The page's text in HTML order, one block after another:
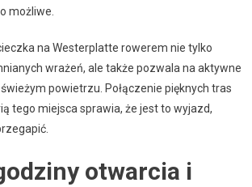
możliwe.
na Westerplatte rowerem nie tylko
wrażeń, ale także pozwala na aktywne
powietrzu. Połączenie pięknych tras
tego miejsca sprawia, że jest to wyjazd,
otwarcia i